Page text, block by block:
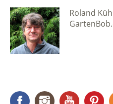
Roland
FacebookInstagramYouTube